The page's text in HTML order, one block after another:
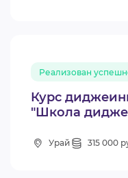
Курс
"Школа
Реализован
Урай 315 000